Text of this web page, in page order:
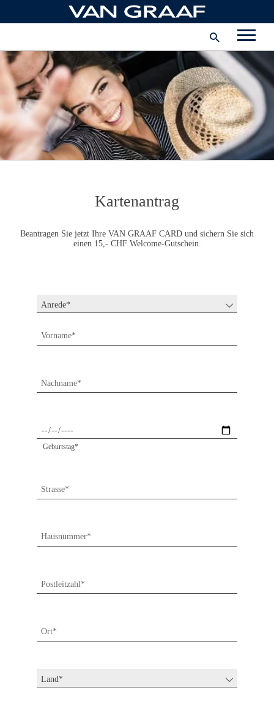
springenCorporate
Unternehmen
Schweiz
Kartenantrag
Beantragen Sie jetzt Ihre VAN GRAAF CARD und sichern Sie sich
einen 15,- CHF Welcome-Gutschein.
Vorname*
Nachname*
Geburtstag*
Strasse*
Hausnummer*
Postleitzahl*
Ort*